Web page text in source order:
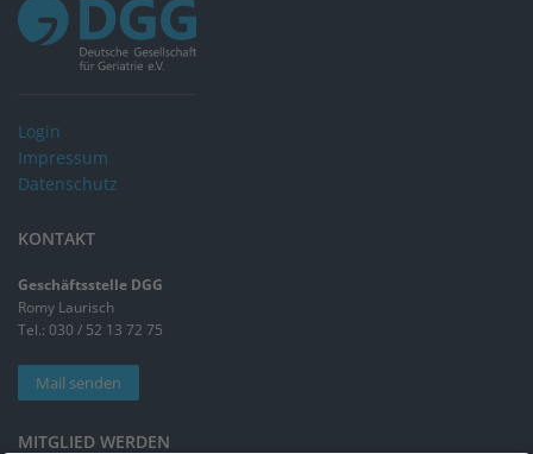
Login
Impressum
Datenschutz
KONTAKT
Geschäftsstelle DGG
Romy Laurisch
Tel.: 030 / 52 13 72 75
Mail senden
MITGLIED WERDEN